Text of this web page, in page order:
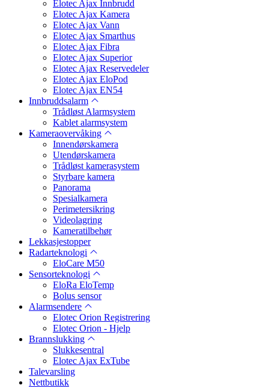
Elotec Ajax Innbrudd
Elotec Ajax Kamera
Elotec Ajax Vann
Elotec Ajax Smarthus
Elotec Ajax Fibra
Elotec Ajax Superior
Elotec Ajax Reservedeler
Elotec Ajax EloPod
Elotec Ajax EN54
Innbruddsalarm
Trådløst Alarmsystem
Kablet alarmsystem
Kameraovervåking
Innendørskamera
Utendørskamera
Trådløst kamerasystem
Styrbare kamera
Panorama
Spesialkamera
Perimetersikring
Videolagring
Kameratilbehør
Lekkasjestopper
Radarteknologi
EloCare M50
Sensorteknologi
EloRa EloTemp
Bolus sensor
Alarmsendere
Elotec Orion Registrering
Elotec Orion - Hjelp
Brannslukking
Slukkesentral
Elotec Ajax ExTube
Talevarsling
Nettbutikk